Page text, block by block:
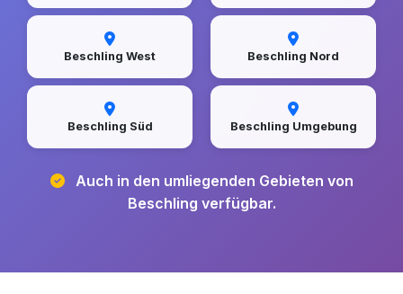
Beschling West Beschling Nord
Beschling Süd Beschling Umgebung
Auch in den umliegenden Gebieten von
Beschling verfügbar.